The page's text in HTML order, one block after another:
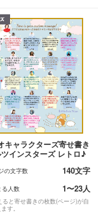
キャラクターズ寄せ書き
ツインスターズ レトロ♪
の文字数 140文字
る人数 1〜23人
と寄せ書きの枚数(ページ)が自
す。